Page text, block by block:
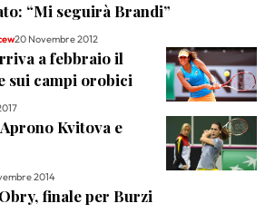
“Mi seguirà Brandi”
20 Novembre 2012
a febbraio il
sui campi orobici
Kvitova e
2014
finale per Burzi